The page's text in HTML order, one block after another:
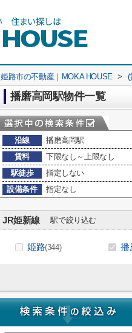
姫路市の不動産｜MOKA HOUSE > (
播磨高岡駅物件一覧
沿線
播磨高岡駅
賃料
下限なし～上限なし
駅徒歩
指定しない
設備条件
指定なし
JR姫新線 駅で絞り込む
姫路(344) 播